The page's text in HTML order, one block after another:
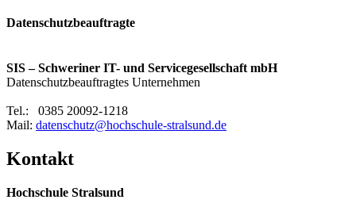
Da­ten­schutz­be­auf­trag­te
SIS – Schweriner IT- und Servicegesellschaft mbH
Datenschutzbeauftragtes Unternehmen
Tel.: 0385 20092-1218
Mail: datenschutz@hochschule-stralsund.de
Kon­takt
Hochschule Stralsund